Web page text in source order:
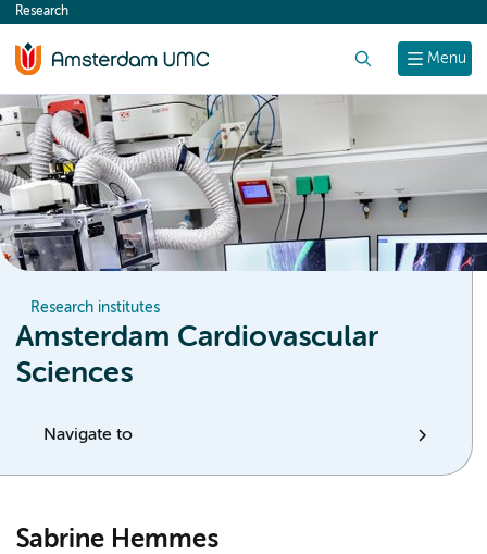
content
Menu
Research
Research institutes
Amsterdam Cardiovascular
Sciences
Navigate to
Sabrine Hemmes